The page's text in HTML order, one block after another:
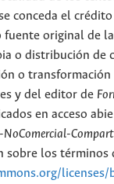
conceda el
fuente original de
o distribución de
o transformación
y del editor de
en acceso
sobre los términos
licenses/